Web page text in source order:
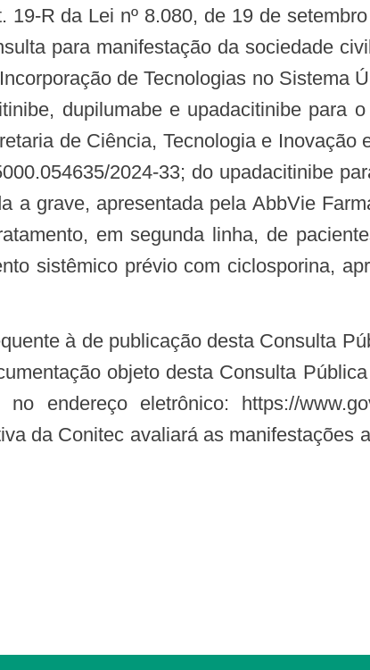
R da Lei nº 8.080, de 19 de
para manifestação da sociedade
de Tecnologias no Sistema
dupilumabe e upadacitinibe para
de Ciência, Tecnologia e Inovação
2024-33; do upadacitinibe
a grave, apresentada pela AbbVie
em segunda linha, de
sistêmico prévio com ciclosporina,
objeto desta Consulta
endereço eletrônico: https://
da Conitec avaliará as manifestações